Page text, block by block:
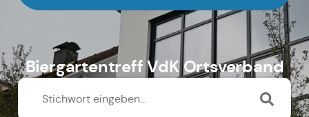
Biergartentreff VdK Ortsverband